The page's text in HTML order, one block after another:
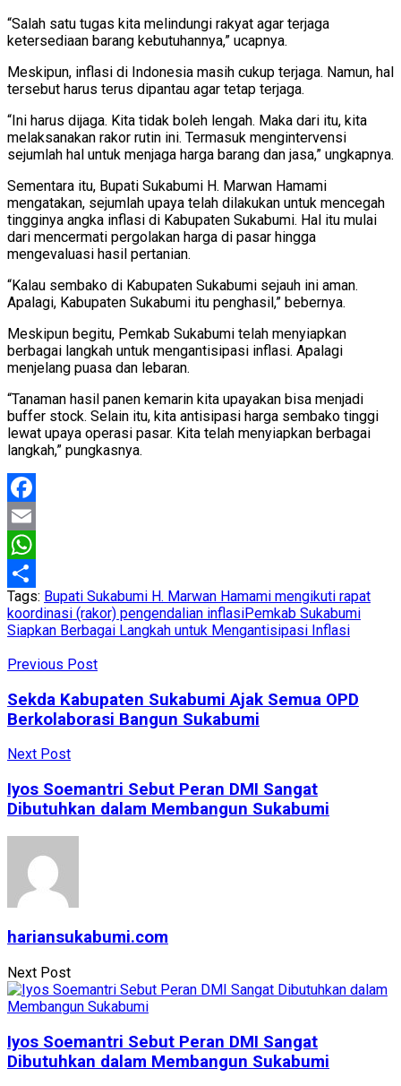
“Salah satu tugas kita melindungi rakyat agar terjaga
ketersediaan barang kebutuhannya,” ucapnya.
Meskipun, inflasi di Indonesia masih cukup terjaga. Namun, hal
tersebut harus terus dipantau agar tetap terjaga.
“Ini harus dijaga. Kita tidak boleh lengah. Maka dari itu, kita
melaksanakan rakor rutin ini. Termasuk mengintervensi
sejumlah hal untuk menjaga harga barang dan jasa,” ungkapnya.
Sementara itu, Bupati Sukabumi H. Marwan Hamami
mengatakan, sejumlah upaya telah dilakukan untuk mencegah
tingginya angka inflasi di Kabupaten Sukabumi. Hal itu mulai
dari mencermati pergolakan harga di pasar hingga
mengevaluasi hasil pertanian.
“Kalau sembako di Kabupaten Sukabumi sejauh ini aman.
Apalagi, Kabupaten Sukabumi itu penghasil,” bebernya.
Meskipun begitu, Pemkab Sukabumi telah menyiapkan
berbagai langkah untuk mengantisipasi inflasi. Apalagi
menjelang puasa dan lebaran.
“Tanaman hasil panen kemarin kita upayakan bisa menjadi
buffer stock. Selain itu, kita antisipasi harga sembako tinggi
lewat upaya operasi pasar. Kita telah menyiapkan berbagai
langkah,” pungkasnya.
Facebook
Email
WhatsApp
Share
Tags: Bupati Sukabumi H. Marwan Hamami mengikuti rapat
koordinasi (rakor) pengendalian inflasiPemkab Sukabumi
Siapkan Berbagai Langkah untuk Mengantisipasi Inflasi
Previous Post
Sekda Kabupaten Sukabumi Ajak Semua OPD
Berkolaborasi Bangun Sukabumi
Next Post
Iyos Soemantri Sebut Peran DMI Sangat
Dibutuhkan dalam Membangun Sukabumi
hariansukabumi.com
Next Post
Iyos Soemantri Sebut Peran DMI Sangat
Dibutuhkan dalam Membangun Sukabumi